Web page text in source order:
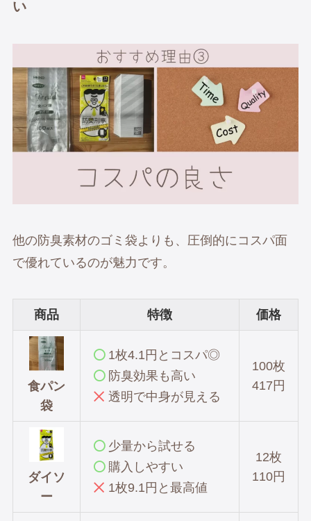
い
他の防臭素材のゴミ袋よりも、圧倒的にコスパ面
で優れているのが魅力です。
商品 特徴 価格
食パン
袋
1枚4.1円とコスパ◎
防臭効果も高い
透明で中身が見える
100枚
417円
ダイソ
ー
少量から試せる
購入しやすい
1枚9.1円と最高値
12枚
110円